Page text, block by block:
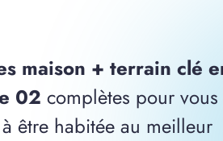
maison + terrain clé
02 complètes pour vous
être habitée au meilleur